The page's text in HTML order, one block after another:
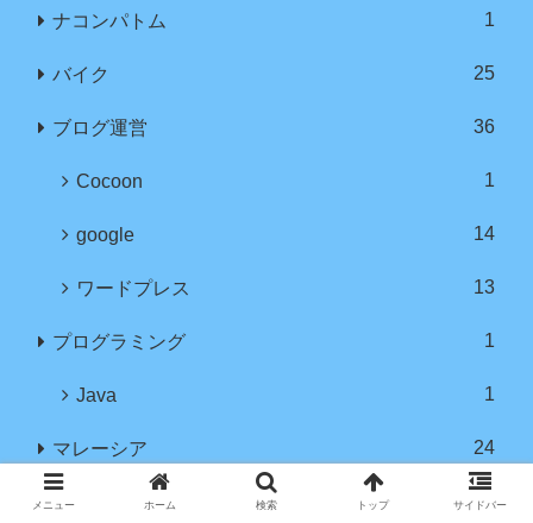
ナコンパトム 1
バイク 25
ブログ運営 36
Cocoon 1
google 14
ワードプレス 13
プログラミング 1
Java 1
マレーシア 24
クアラルンプール 12
メニュー ホーム 検索 トップ サイドバー